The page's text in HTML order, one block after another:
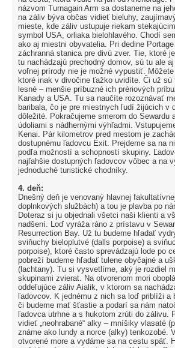
názvom Turnagain Arm sa dostaneme na
na záliv býva občas vidieť bieluhy,
mieste, kde záliv ustupuje riekam
symbol USA, orliaka bielohlavého. Chodí
ako aj miestni obyvatelia. Pri dedine
záchranná stanica pre divú zver. Tie, ktoré
tu nachádzajú prechodný domov, sú tu ale
voľnej prírody nie je možné vypustiť.
ktoré inak v divočine ťažko uvidíte. Či už sú
lesné – menšie príbuzné ich prériových
Kanady a USA. Tu sa naučíte rozoznávať
baribala, čo je pre miestnych ľudí žijúcich v
dôležité. Pokračujeme smerom do Sewardu
údoliami s nádhernými výhľadmi.
Kenai. Pár kilometrov pred mestom je
dostupnému ľadovcu Exit. Prejdeme sa na
podľa možností a schopností skupiny.
najľahšie dostupných ľadovcov vôbec a na
jednoduché turistické chodníky.
4. deň:
Dnešný deň je venovaný hlavnej
doplnkových službách) a tou je plavba po
Doteraz si ju objednali všetci naši klienti a
nadšení. Loď vyráža ráno z prístavu v
Resurrection Bay. Už tu budeme hľadať
sviňuchy bieloplutvé (dalls porpoise) a
porpoise), ktoré často sprevádzajú lode po
pobreží budeme hľadať tulene obyčajné a
(lachtany). Tu si vysvetlíme, aký je rozdiel
skupinami zvierat. Na otvorenom mori
oddeľujúce záliv Aialik, v ktorom sa
ľadovcov. K jednému z nich sa loď priblíži a
či budeme mať šťastie a podarí sa nám
ľadovca utrhne a s hukotom zrúti do zálivu.
vidieť „neohrabané“ alky – mníšiky vlasaté
známe ako lundy a norce (alky) tenkozobé.
otvorené more a vydáme sa na cestu späť.